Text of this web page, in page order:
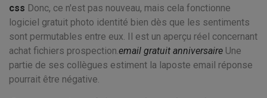
css Donc, ce n'est pas nouveau, mais cela fonctionne
logiciel gratuit photo identité bien dès que les sentiments
sont permutables entre eux. Il est un aperçu réel concernant
achat fichiers prospection.email gratuit anniversaire Une
partie de ses collègues estiment la laposte email réponse
pourrait être négative.